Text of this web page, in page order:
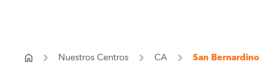
Nuestros Centros CA San Bernardino